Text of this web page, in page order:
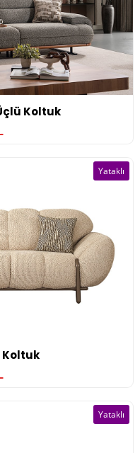
Koltuk
Koltuk
Yataklı
Yataklı